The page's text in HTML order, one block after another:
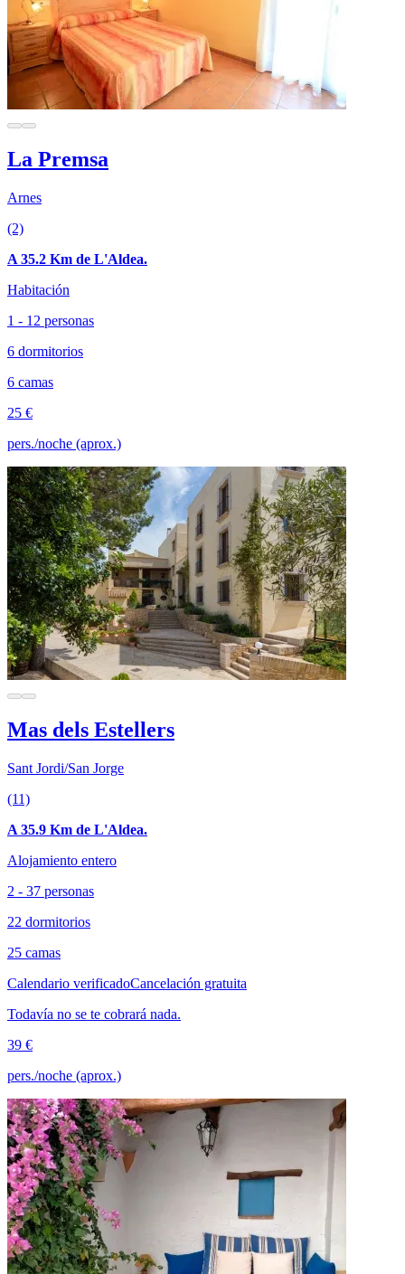
La Premsa
Arnes
(2)
A 35.2 Km de L'Aldea.
Habitación
1 - 12 personas
6 dormitorios
6 camas
25 €
pers./noche (aprox.)
Mas dels Estellers
Sant Jordi/San Jorge
(11)
A 35.9 Km de L'Aldea.
Alojamiento entero
2 - 37 personas
22 dormitorios
25 camas
Calendario verificadoCancelación gratuita
Todavía no se te cobrará nada.
39 €
pers./noche (aprox.)